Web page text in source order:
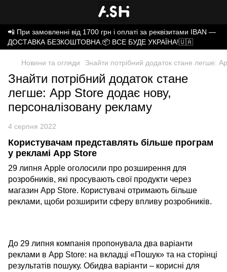
📲 При замовленні від 1700 грн і оплаті за реквізитами IBAN —
ДОСТАВКА БЕЗКОШТОВНА.📦 ВСЕ БУДЕ УКРАЇНА!🇺🇦
Новини та огляди Знайти потрібний додаток стане легше:
Знайти потрібний додаток стане
легше: App Store додає нову,
персоналізовану рекламу
4 серпня 2022
Користувачам представлять більше програм
у рекламі App Store
29 липня Apple оголосили про розширення для
розробників, які просувають свої продукти через
магазин App Store. Користувачі отримають більше
реклами, щоби розширити сферу впливу розробників.
До 29 липня компанія пропонувала два варіанти
реклами в App Store: на вкладці «Пошук» та на сторінці
результатів пошуку. Обидва варіанти – корисні для